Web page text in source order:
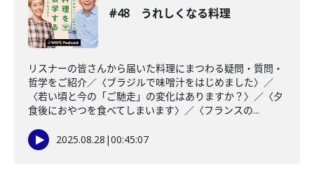
#48 うれしくなる料理
リスナーの皆さんから届いた料理にまつわる疑問・質問・
哲学をご紹介／〈ブラジルで味噌汁をはじめました〉／
〈若い頃と今の「ご馳走」の変化はありますか？〉／〈夕
食後におやつを食べてしまいます〉／〈フランスの...
2025.08.28 |00:45:07